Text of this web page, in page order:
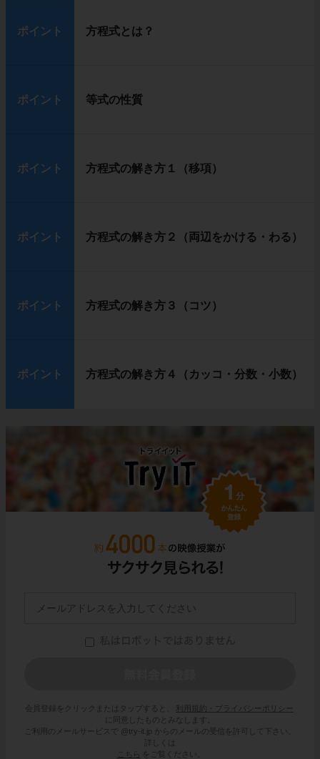
ポイント 方程式とは？
ポイント 等式の性質
ポイント 方程式の解き方１（移項）
ポイント 方程式の解き方２（両辺をかける・わる）
ポイント 方程式の解き方３（コツ）
ポイント 方程式の解き方４（カッコ・分数・小数）
会員登録をクリックまたはタップすると、
利用規約・プライバシーポリシー
に同意したものとみなします。
ご利用のメールサービスで @try-it.jp からのメールの受信を許可して下さい。
詳しくは
こちら
をご覧ください。